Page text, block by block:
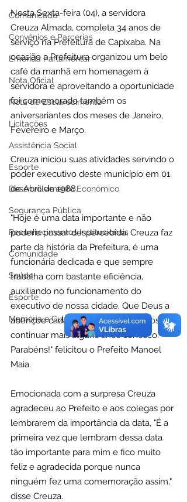
Comunicado
Convênios e Parcerias
Emenda Parlamentar
Nota Oficial
Nota de Esclarecimento
Licitações
Assistência Social
Esporte
Desenvolvimento Econômico
Segurança Pública
Reconhecimentos Institucionais
Comunidade
Saúde
Esporte
Memória e Cultura
Nesta Sexta-feira (04), a servidora
Creuza Almada, completa 34 anos de
serviço na Prefeitura de Capixaba. Na
ocasião a Prefeitura organizou um belo
café da manhã em homenagem à
servidora e aproveitando a oportunidade
foi comemorado também os
aniversariantes dos meses de Janeiro,
Fevereiro e Março.
Creuza iniciou suas atividades servindo o
poder executivo deste município em 01
de Abril de 1988.
"Hoje é uma data importante e não
poderia passar despercebida, Creuza faz
parte da história da Prefeitura, é uma
funcionária dedicada e que sempre
trabalha com bastante eficiência,
auxiliando no funcionamento do
executivo de nossa cidade. Que Deus a
abençoe cada dia mais, para que possa
continuar mais alguns anos conosco.
Parabéns!" felicitou o Prefeito Manoel
Maia.
Emocionada com a surpresa Creuza
agradeceu ao Prefeito e aos colegas por
lembrarem da importância da data, "É a
primeira vez que lembram dessa data
tão importante para mim e fico muito
feliz e agradecida porque nunca
ninguém fez uma comemoração assim,"
disse Creuza.